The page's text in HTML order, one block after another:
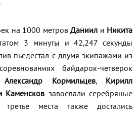
на 1000 метров Даниил и Никита
3 минуты и 42,247 секунды
пьедестал с двумя экипажами из
байдарок-четверок
Александр Кормильцев,
Кирилл
Каменсков завоевали серебряные
места также достались